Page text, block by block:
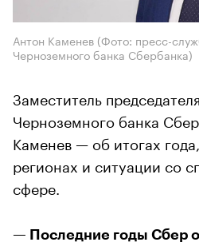
Антон Каменев (Фото: пресс-
Черноземного банка Сбербанка)
Заместитель
Черноземного банка
Каменев — об итогах
регионах и ситуации со
сфере.
— Последние годы Сбер